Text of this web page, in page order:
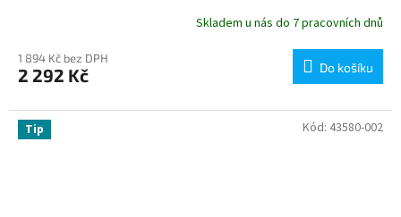
Skladem u nás do 7 pracovních dnů
1 894 Kč bez DPH
2 292 Kč Do košíku
Tip Kód: 43580-002